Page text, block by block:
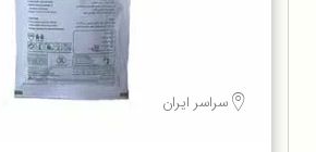
سراسر ایران